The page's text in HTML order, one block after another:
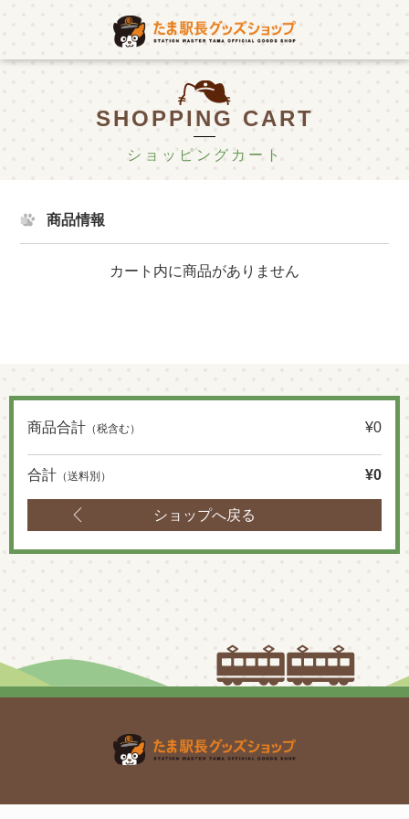
SHOPPING CART
ショッピングカート
商品情報
カート内に商品がありません
商品合計 （税含む） ¥0
合計 （送料別） ¥0
ショップへ戻る